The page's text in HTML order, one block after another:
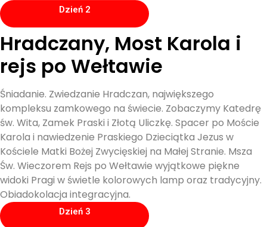
Dzień 2
Hradczany, Most Karola i
rejs po Wełtawie
Śniadanie. Zwiedzanie Hradczan, największego
kompleksu zamkowego na świecie. Zobaczymy Katedrę
św. Wita, Zamek Praski i Złotą Uliczkę. Spacer po Moście
Karola i nawiedzenie Praskiego Dzieciątka Jezus w
Kościele Matki Bożej Zwycięskiej na Małej Stranie. Msza
Św. Wieczorem Rejs po Wełtawie wyjątkowe piękne
widoki Pragi w świetle kolorowych lamp oraz tradycyjny.
Obiadokolacja integracyjna.
Dzień 3